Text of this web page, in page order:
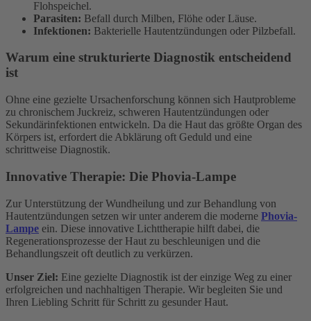
Flohspeichel.
Parasiten: Befall durch Milben, Flöhe oder Läuse.
Infektionen: Bakterielle Hautentzündungen oder Pilzbefall.
Warum eine strukturierte Diagnostik entscheidend
ist
Ohne eine gezielte Ursachenforschung können sich Hautprobleme
zu chronischem Juckreiz, schweren Hautentzündungen oder
Sekundärinfektionen entwickeln. Da die Haut das größte Organ des
Körpers ist, erfordert die Abklärung oft Geduld und eine
schrittweise Diagnostik.
Innovative Therapie: Die Phovia-Lampe
Zur Unterstützung der Wundheilung und zur Behandlung von
Hautentzündungen setzen wir unter anderem die moderne Phovia-
Lampe ein. Diese innovative Lichttherapie hilft dabei, die
Regenerationsprozesse der Haut zu beschleunigen und die
Behandlungszeit oft deutlich zu verkürzen.
Unser Ziel: Eine gezielte Diagnostik ist der einzige Weg zu einer
erfolgreichen und nachhaltigen Therapie. Wir begleiten Sie und
Ihren Liebling Schritt für Schritt zu gesunder Haut.